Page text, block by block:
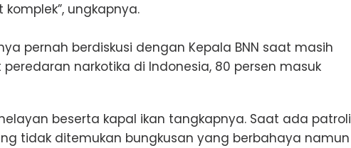
ungkapnya.
pernah berdiskusi dengan Kepala BNN saat masih
narkotika di Indonesia, 80 persen masuk
beserta kapal ikan tangkapnya. Saat ada patroli
tidak ditemukan bungkusan yang berbahaya namun